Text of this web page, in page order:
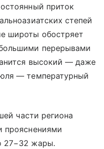
приток
степей
широты обостряет
перерывами
высокий — даже
— температурный
части региона
прояснениями
27−32 жары.